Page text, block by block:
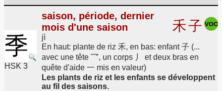
季
HSK 3
saison, période, dernier
mois d'une saison
jì
禾子
En haut: plante de riz 禾, en bas: enfant 子 (...
avec une tête 乛, un corps 丿 et deux bras en
quête d'aide 一 mis en valeur)
Les plants de riz et les enfants se développent
au fil des saisons.